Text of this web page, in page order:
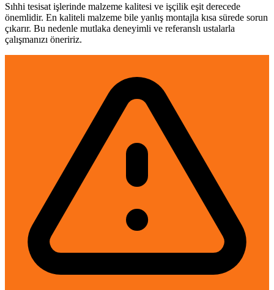
Sıhhi tesisat işlerinde malzeme kalitesi ve işçilik eşit derecede
önemlidir. En kaliteli malzeme bile yanlış montajla kısa sürede sorun
çıkarır. Bu nedenle mutlaka deneyimli ve referanslı ustalarla
çalışmanızı öneririz.